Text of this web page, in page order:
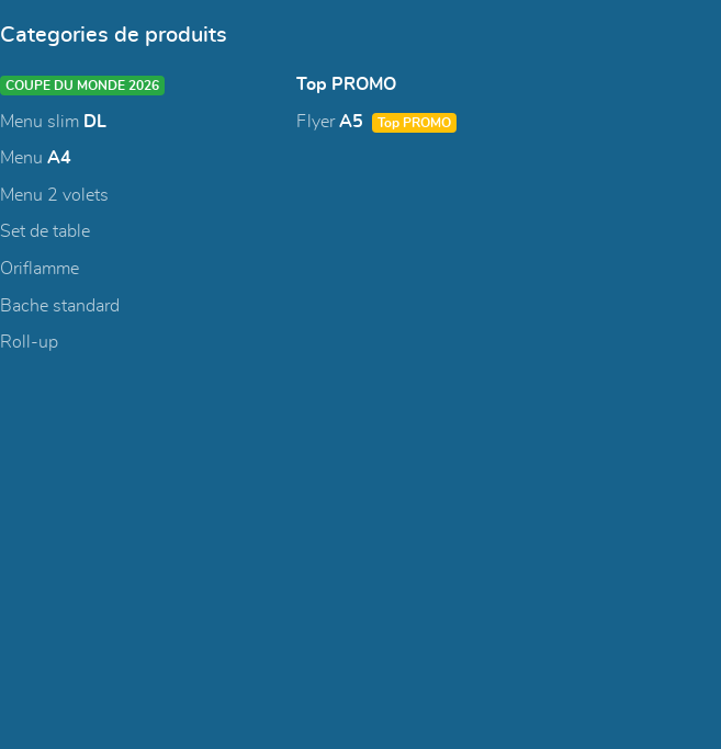
Categories de produits
COUPE DU MONDE 2026
Menu slim DL
Menu A4
Menu 2 volets
Set de table
Oriflamme
Bache standard
Roll-up
Top PROMO
FlyerA5 Top PROMO